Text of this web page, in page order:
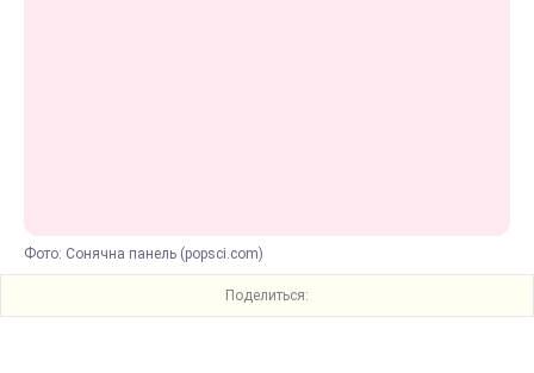
Фото: Сонячна панель (popsci.com)
Поделиться: